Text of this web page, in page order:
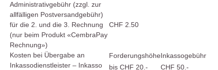
Administrativgebühr (zzgl. zur
allfälligen Postversandgebühr)
für die 2. und die 3. Rechnung
(nur beim Produkt «CembraPay
Rechnung»)
CHF 2.50
Kosten bei Übergabe an
Inkassodienstleister – Inkasso
ForderungshöheInkassogebühr
bis CHF 20.-
CHF 50.-